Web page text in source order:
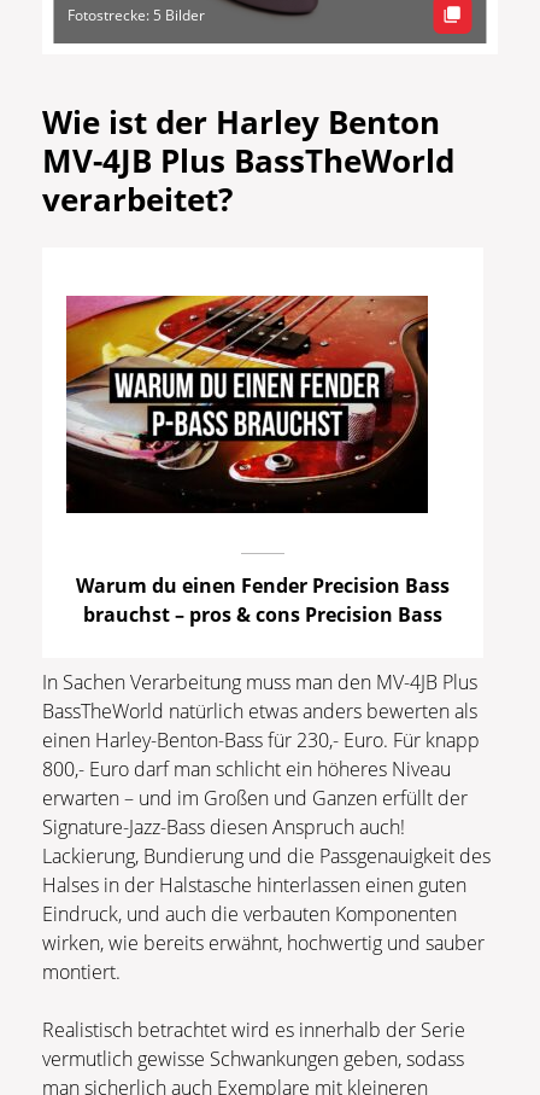
Fotostrecke: 5 Bilder
Wie ist der Harley Benton
MV-4JB Plus BassTheWorld
verarbeitet?
Warum du einen Fender Precision Bass
brauchst – pros & cons Precision Bass
In Sachen Verarbeitung muss man den MV-4JB Plus
BassTheWorld natürlich etwas anders bewerten als
einen Harley-Benton-Bass für 230,- Euro. Für knapp
800,- Euro darf man schlicht ein höheres Niveau
erwarten – und im Großen und Ganzen erfüllt der
Signature-Jazz-Bass diesen Anspruch auch!
Lackierung, Bundierung und die Passgenauigkeit des
Halses in der Halstasche hinterlassen einen guten
Eindruck, und auch die verbauten Komponenten
wirken, wie bereits erwähnt, hochwertig und sauber
montiert.
Realistisch betrachtet wird es innerhalb der Serie
vermutlich gewisse Schwankungen geben, sodass
man sicherlich auch Exemplare mit kleineren